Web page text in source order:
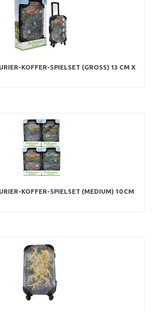
KOFFER-SPIELSET (GROSS) 13 CM X 7
KOFFER-SPIELSET (MEDIUM) 10 CM